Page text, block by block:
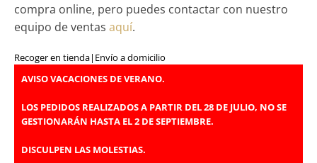
compra online, pero puedes contactar con nuestro
equipo de ventas aquí.
Recoger en tienda| Envío a domicilio
AVISO VACACIONES DE VERANO.
LOS PEDIDOS REALIZADOS A PARTIR DEL 28 DE JULIO, NO SE
GESTIONARÁN HASTA EL 2 DE SEPTIEMBRE.
DISCULPEN LAS MOLESTIAS.